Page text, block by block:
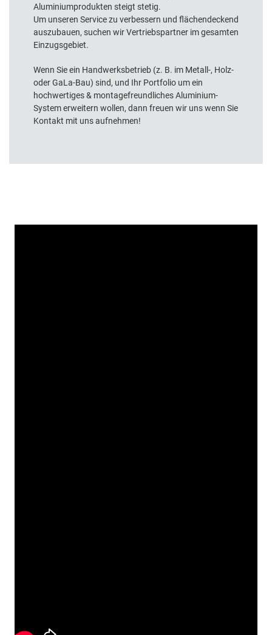
Aluminiumprodukten steigt stetig.
Um unseren Service zu verbessern und flächendeckend
auszubauen, suchen wir Vertriebspartner im gesamten
Einzugsgebiet.
Wenn Sie ein Handwerksbetrieb (z. B. im Metall-, Holz-
oder GaLa-Bau) sind, und Ihr Portfolio um ein
hochwertiges & montagefreundliches Aluminium-
System erweitern wollen, dann freuen wir uns wenn Sie
Kontakt mit uns aufnehmen!